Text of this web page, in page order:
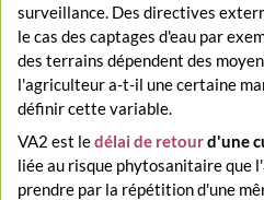
surveillance. Des directives
le cas des captages d'eau par
des terrains dépendent des
l'agriculteur a-t-il une certaine
définir cette variable.
VA2 est ledélai de retourd'une
liée au risque phytosanitaire que
prendre par la répétition d'une